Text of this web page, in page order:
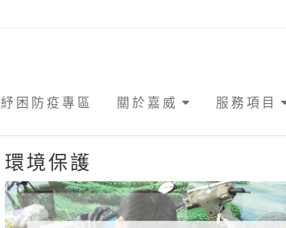
紓困防疫專區 關於嘉威 服務項目
環境保護